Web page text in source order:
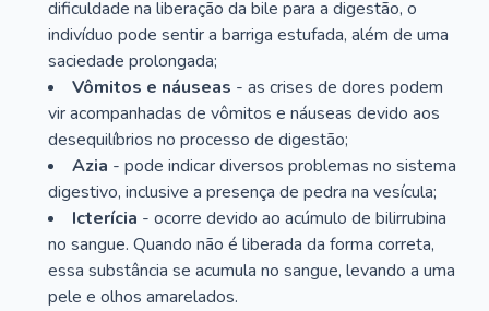
dificuldade na liberação da bile para a digestão, o
indivíduo pode sentir a barriga estufada, além de uma
saciedade prolongada;
Vômitos e náuseas - as crises de dores podem
vir acompanhadas de vômitos e náuseas devido aos
desequilíbrios no processo de digestão;
Azia - pode indicar diversos problemas no sistema
digestivo, inclusive a presença de pedra na vesícula;
Icterícia - ocorre devido ao acúmulo de bilirrubina
no sangue. Quando não é liberada da forma correta,
essa substância se acumula no sangue, levando a uma
pele e olhos amarelados.